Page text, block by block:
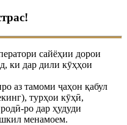
сайёҳии дорои
ки дар дили кӯҳҳои
аз тамоми ҷаҳон қабул
турҳои кӯҳӣ,
ро дар ҳудуди
менамоем.